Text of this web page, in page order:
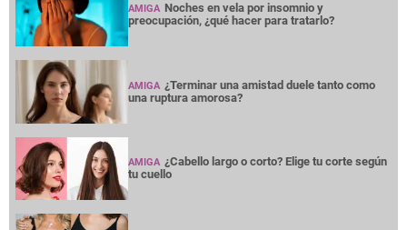
AMIGA Noches en vela por insomnio y
preocupación, ¿qué hacer para tratarlo?
AMIGA ¿Terminar una amistad duele tanto como
una ruptura amorosa?
AMIGA ¿Cabello largo o corto? Elige tu corte según
tu cuello